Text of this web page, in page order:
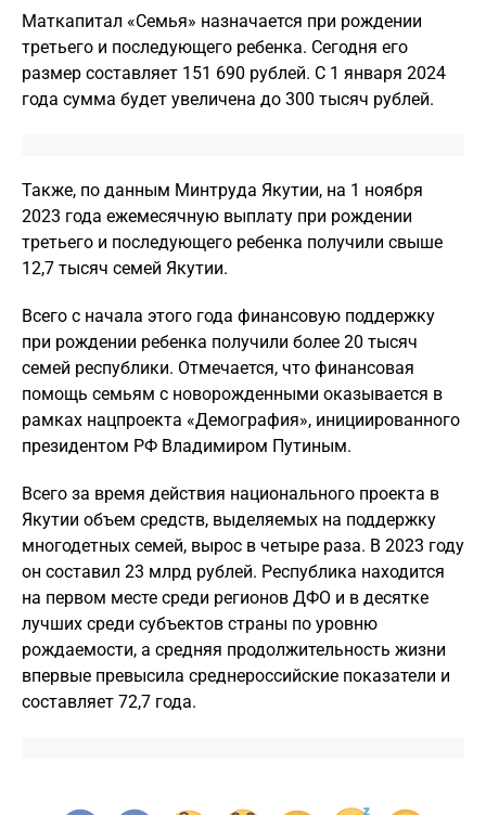
Маткапитал «Семья» назначается при рождении
третьего и последующего ребенка. Сегодня его
размер составляет 151 690 рублей. С 1 января 2024
года сумма будет увеличена до 300 тысяч рублей.
Также, по данным Минтруда Якутии, на 1 ноября
2023 года ежемесячную выплату при рождении
третьего и последующего ребенка получили свыше
12,7 тысяч семей Якутии.
Всего с начала этого года финансовую поддержку
при рождении ребенка получили более 20 тысяч
семей республики. Отмечается, что финансовая
помощь семьям с новорожденными оказывается в
рамках нацпроекта «Демография», инициированного
президентом РФ Владимиром Путиным.
Всего за время действия национального проекта в
Якутии объем средств, выделяемых на поддержку
многодетных семей, вырос в четыре раза. В 2023 году
он составил 23 млрд рублей. Республика находится
на первом месте среди регионов ДФО и в десятке
лучших среди субъектов страны по уровню
рождаемости, а средняя продолжительность жизни
впервые превысила среднероссийские показатели и
составляет 72,7 года.